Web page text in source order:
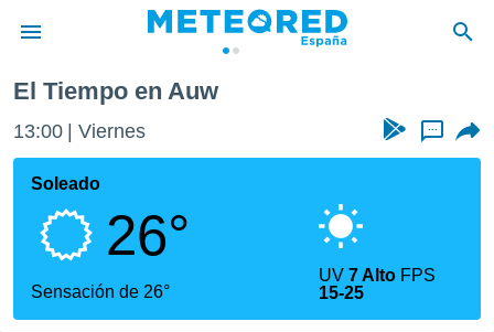
de
por
que se
calidad.
a este
las
El Tiempo en Auw
13:00 Viernes ...
Soleado
26°
Sensación de 26°
UV7 Alto FPS
15-25